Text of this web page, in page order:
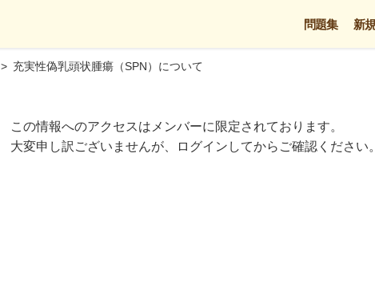
問題集 新
充実性偽乳頭状腫瘍（SPN）について
この情報へのアクセスはメンバーに限定されております。
大変申し訳ございませんが、ログインしてからご確認ください。